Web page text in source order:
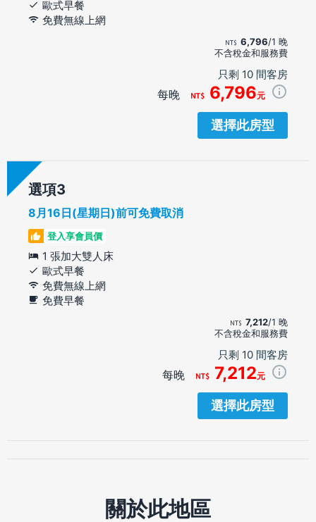
歐式早餐
免費無線上網
6,796/1 晚
不含稅金和服務費
只剩 10 間客房
每晚 6,796元
選擇此房型
選項
8月16日(星期日)前可免費取消
登入享會員價
1 張加大雙人床
歐式早餐
免費無線上網
免費早餐
7,212/1 晚
不含稅金和服務費
只剩 10 間客房
每晚 7,212元
選擇此房型
關於此地區